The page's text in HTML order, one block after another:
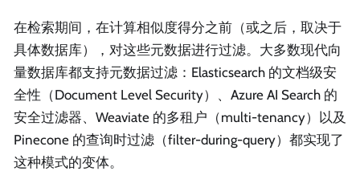
在检索期间，在计算相似度得分之前（或之后，取决于
具体数据库），对这些元数据进行过滤。大多数现代向
量数据库都支持元数据过滤：Elasticsearch 的文档级安
全性（Document Level Security）、Azure AI Search 的
安全过滤器、Weaviate 的多租户（multi-tenancy）以及
Pinecone 的查询时过滤（filter-during-query）都实现了
这种模式的变体。